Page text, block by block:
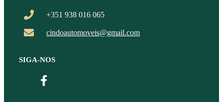
+351 938 016 065
cindoautomoveis@gmail.com
SIGA-NOS